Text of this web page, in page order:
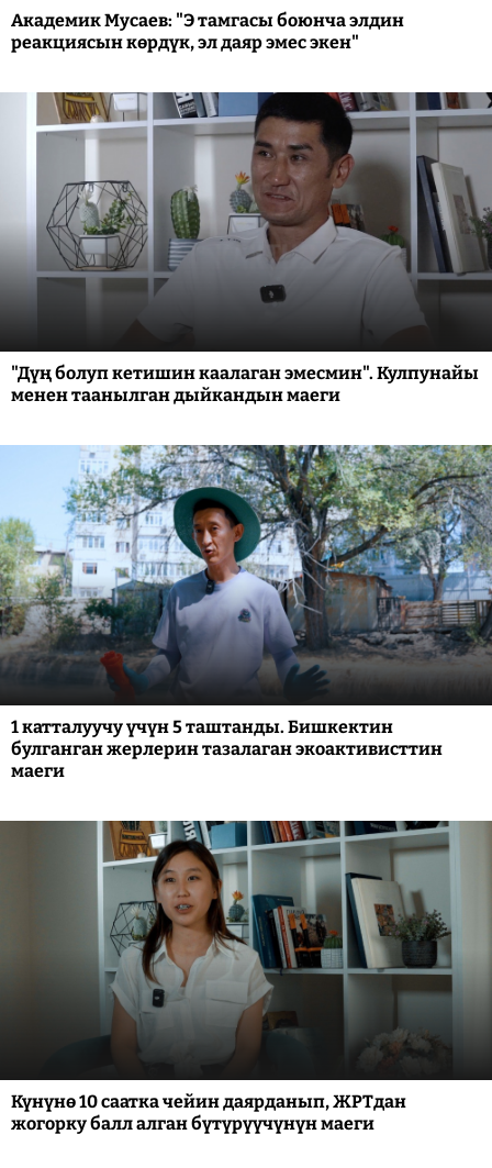
Академик Мусаев: "Э тамгасы боюнча элдин
реакциясын көрдүк, эл даяр эмес экен"
"Дүң болуп кетишин каалаган эмесмин". Кулпунайы
менен таанылган дыйкандын маеги
1 катталуучу үчүн 5 таштанды. Бишкектин
булганган жерлерин тазалаган экоактивисттин
маеги
Күнүнө 10 саатка чейин даярданып, ЖРТдан
жогорку балл алган бүтүрүүчүнүн маеги